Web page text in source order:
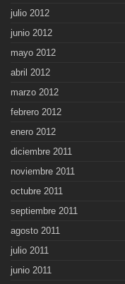
julio 2012
junio 2012
mayo 2012
abril 2012
marzo 2012
febrero 2012
enero 2012
diciembre 2011
noviembre 2011
octubre 2011
septiembre 2011
agosto 2011
julio 2011
junio 2011